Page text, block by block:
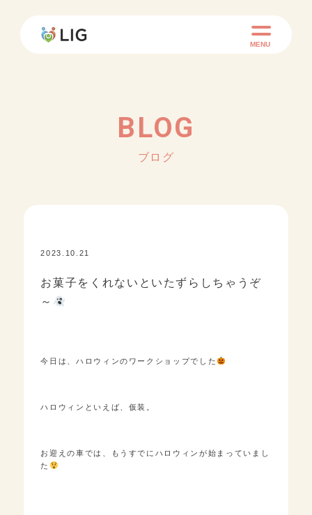
MENU
BLOG
ブログ
2023.10.21
お菓子をくれないといたずらしちゃうぞ
～
今日は、ハロウィンのワークショップでした
ハロウィンといえば、仮装。
お迎えの車では、もうすでにハロウィンが始まっていまし
た